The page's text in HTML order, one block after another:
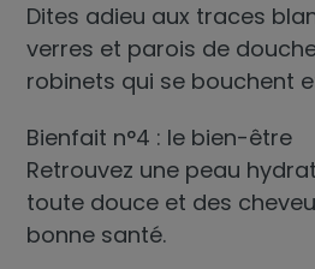
Dites adieu aux traces
verres et parois de
robinets qui se bouchent
Bienfait n°4 : le bien-être
Retrouvez une peau
toute douce et des
bonne santé.